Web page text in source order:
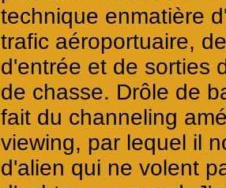
technique enmatière
trafic aéroportuaire,
d'entrée et de sorties
de chasse. Drôle de
fait du channeling
viewing, par lequel il
d'alien qui ne volent